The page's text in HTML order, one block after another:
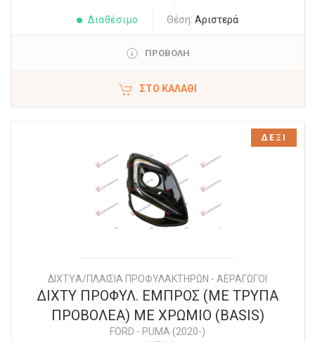
Διαθέσιμο Θέση: Αριστερά
ΠΡΟΒΟΛΗ
ΣΤΟ ΚΑΛΆΘΙ
ΔΙΧΤYΑ/ΠΛΑΙΣΙΑ ΠΡΟΦΥΛΑΚΤΗΡΩΝ - ΑΕΡΑΓΩΓΟΙ
ΔΙΧΤΥ ΠΡΟΦΥΛ. ΕΜΠΡΟΣ (ΜΕ ΤΡΥΠΑ
ΠΡΟΒΟΛΕΑ) ΜΕ ΧΡΩΜΙΟ (BASIS)
FORD - PUMA (2020-)
ΔΕΞΙ